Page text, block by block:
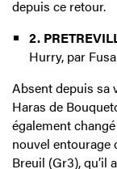
depuis ce retour.
2.
Hurry, par
Absent depuis sa
Haras de
également
nouvel entourage
Breuil (Gr3), qu’il